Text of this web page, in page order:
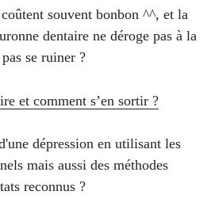
souvent bonbon ^^, et la
dentaire ne déroge pas à la
se ruiner ?
et comment s’en sortir ?
dépression en utilisant les
mais aussi des méthodes
reconnus ?